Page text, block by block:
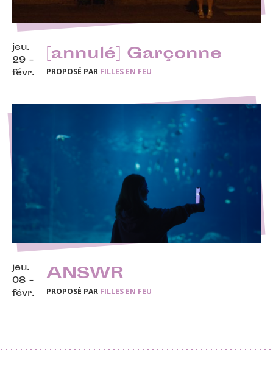
jeu.
29 -
févr.
[annulé] Garçonne
PROPOSÉ PAR FILLES EN FEU
jeu.
08 -
févr.
ANSWR
PROPOSÉ PAR FILLES EN FEU